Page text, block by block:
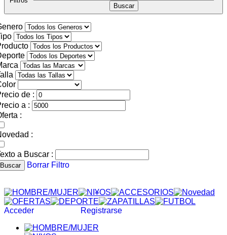
de :
a :
:
:
a Buscar :
Buscar Borrar Filtro
Acceder Registrarse